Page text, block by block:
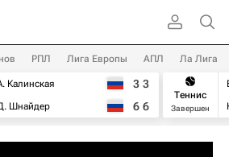
РПЛ Лига Европы АПЛ Ла Лига
Калинская
Шнайдер
3 3
6 6
Теннис
Завершен